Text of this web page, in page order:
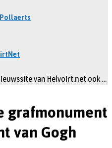
van Helvoirt.net ook …
grafmonument
van Gogh